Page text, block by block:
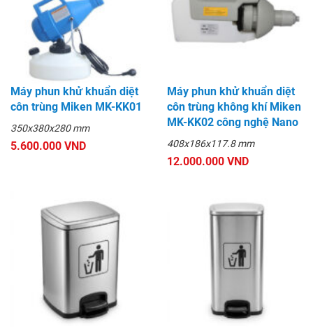
Máy phun khử khuẩn diệt
côn trùng Miken MK-KK01
350x380x280 mm
5.600.000 VND
Máy phun khử khuẩn diệt
côn trùng không khí Miken
MK-KK02 công nghệ Nano
408x186x117.8 mm
12.000.000 VND